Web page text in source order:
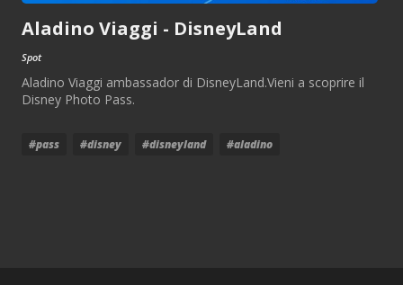
Aladino Viaggi - DisneyLand
Spot
Aladino Viaggi ambassador di DisneyLand.Vieni a scoprire il
Disney Photo Pass.
#pass #disney #disneyland #aladino